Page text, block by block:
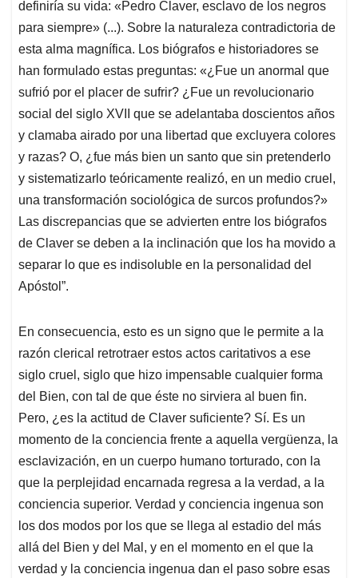
definiría su vida: «Pedro Claver, esclavo de los negros
para siempre» (...). Sobre la naturaleza contradictoria de
esta alma magnífica. Los biógrafos e historiadores se
han formulado estas preguntas: «¿Fue un anormal que
sufrió por el placer de sufrir? ¿Fue un revolucionario
social del siglo XVII que se adelantaba doscientos años
y clamaba airado por una libertad que excluyera colores
y razas? O, ¿fue más bien un santo que sin pretenderlo
y sistematizarlo teóricamente realizó, en un medio cruel,
una transformación sociológica de surcos profundos?»
Las discrepancias que se advierten entre los biógrafos
de Claver se deben a la inclinación que los ha movido a
separar lo que es indisoluble en la personalidad del
Apóstol”.
En consecuencia, esto es un signo que le permite a la
razón clerical retrotraer estos actos caritativos a ese
siglo cruel, siglo que hizo impensable cualquier forma
del Bien, con tal de que éste no sirviera al buen fin.
Pero, ¿es la actitud de Claver suficiente? Sí. Es un
momento de la conciencia frente a aquella vergüenza, la
esclavización, en un cuerpo humano torturado, con la
que la perplejidad encarnada regresa a la verdad, a la
conciencia superior. Verdad y conciencia ingenua son
los dos modos por los que se llega al estadio del más
allá del Bien y del Mal, y en el momento en el que la
verdad y la conciencia ingenua dan el paso sobre esas